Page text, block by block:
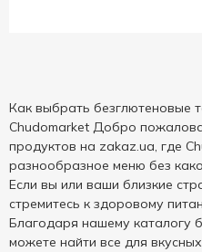
Как выбрать безглютеновые
Chudomarket Добро
продуктов на zakaz.ua, где
разнообразное меню без
Если вы или ваши близкие
стремитесь к здоровому
Благодаря нашему каталогу
можете найти все для